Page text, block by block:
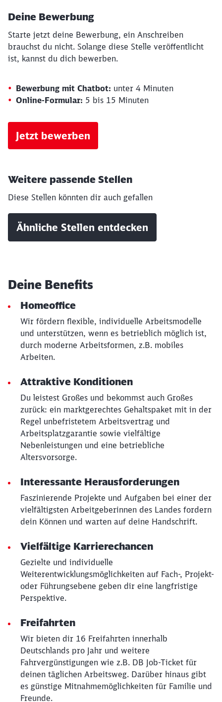
Deine Bewerbung
Starte jetzt deine Bewerbung, ein Anschreiben
brauchst du nicht. Solange diese Stelle veröffentlicht
ist, kannst du dich bewerben.
Bewerbung mit Chatbot: unter 4 Minuten
Online-Formular: 5 bis 15 Minuten
Jetzt bewerben
Weitere passende Stellen
Diese Stellen könnten dir auch gefallen
Ähnliche Stellen entdecken
Deine Benefits
Homeoffice
Wir fördern flexible, individuelle Arbeitsmodelle
und unterstützen, wenn es betrieblich möglich ist,
durch moderne Arbeitsformen, z.B. mobiles
Arbeiten.
Attraktive Konditionen
Du leistest Großes und bekommst auch Großes
zurück: ein marktgerechtes Gehaltspaket mit in der
Regel unbefristetem Arbeitsvertrag und
Arbeitsplatzgarantie sowie vielfältige
Nebenleistungen und eine betriebliche
Altersvorsorge.
Interessante Herausforderungen
Faszinierende Projekte und Aufgaben bei einer der
vielfältigsten Arbeitgeberinnen des Landes fordern
dein Können und warten auf deine Handschrift.
Vielfältige Karrierechancen
Gezielte und individuelle
Weiterentwicklungsmöglichkeiten auf Fach-, Projekt-
oder Führungsebene geben dir eine langfristige
Perspektive.
Freifahrten
Wir bieten dir 16 Freifahrten innerhalb
Deutschlands pro Jahr und weitere
Fahrvergünstigungen wie z.B. DB Job-Ticket für
deinen täglichen Arbeitsweg. Darüber hinaus gibt
es günstige Mitnahmemöglichkeiten für Familie und
Freunde.
Möchten Sie zuweitergeleitet
werden?
Abbrechen Weiter